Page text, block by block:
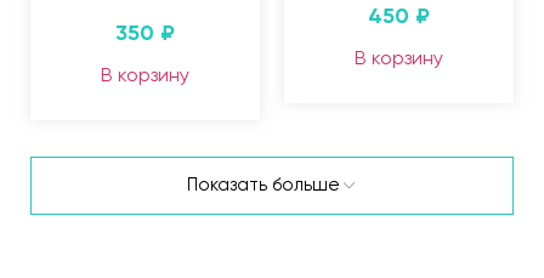
350 ₽
В корзину
450 ₽
В корзину
Показать больше